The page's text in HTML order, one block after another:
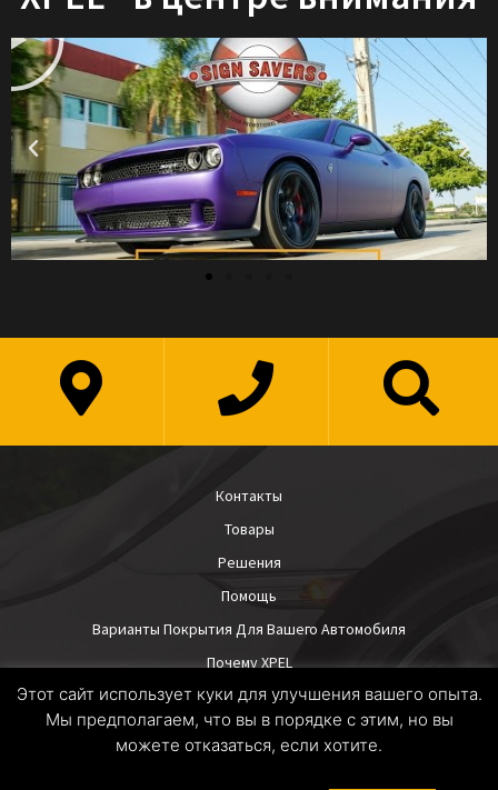
Контакты
Товары
Решения
Помощь
Варианты Покрытия Для Вашего Автомобиля
Почему XPEL
Этот сайт использует куки для улучшения вашего опыта.
Мы предполагаем, что вы в порядке с этим, но вы
можете отказаться, если хотите.